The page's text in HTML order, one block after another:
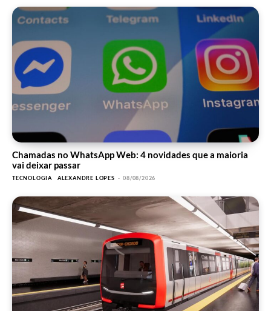
Chamadas no WhatsApp Web: 4 novidades que a maioria
vai deixar passar
TECNOLOGIA ALEXANDRE LOPES - 08/08/2026